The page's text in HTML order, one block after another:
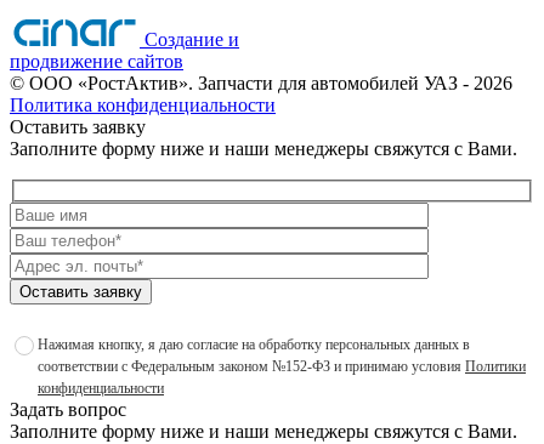
Создание и
продвижение сайтов
© ООО «РостАктив». Запчасти для автомобилей УАЗ - 2026
Политика конфиденциальности
Оставить заявку
Заполните форму ниже и наши менеджеры свяжутся с Вами.
Оставить заявку
Нажимая кнопку, я даю согласие на обработку персональных данных в
соответствии с Федеральным законом №152-ФЗ и принимаю условия Политики
конфиденциальности
Задать вопрос
Заполните форму ниже и наши менеджеры свяжутся с Вами.